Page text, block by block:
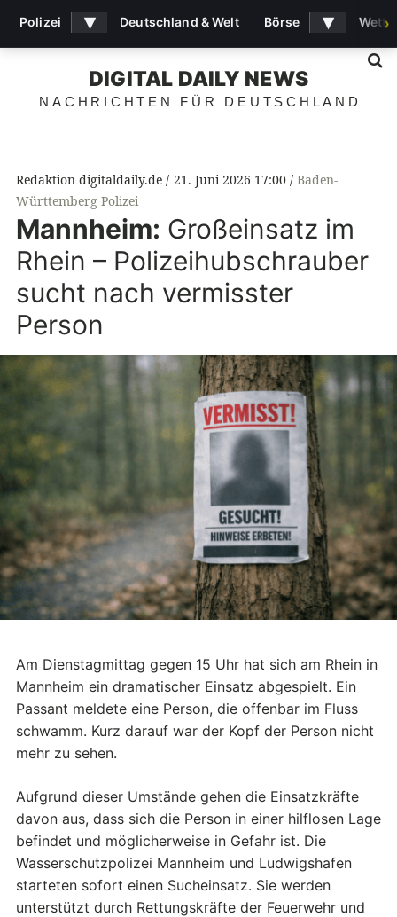
DIGITAL DAILY NEWS
NACHRICHTEN FÜR DEUTSCHLAND
Redaktion digitaldaily.de 21. Juni 2026 17:00
Baden-
Württemberg Polizei
Mannheim: Großeinsatz im
Rhein – Polizeihubschrauber
sucht nach vermisster
Person
Am Dienstagmittag gegen 15 Uhr hat sich am Rhein in
Mannheim ein dramatischer Einsatz abgespielt. Ein
Passant meldete eine Person, die offenbar im Fluss
schwamm. Kurz darauf war der Kopf der Person nicht
mehr zu sehen.
Aufgrund dieser Umstände gehen die Einsatzkräfte
davon aus, dass sich die Person in einer hilflosen Lage
befindet und möglicherweise in Gefahr ist. Die
Wasserschutzpolizei Mannheim und Ludwigshafen
starteten sofort einen Sucheinsatz. Sie werden
unterstützt durch Rettungskräfte der Feuerwehr und
Polizei ▾ Deutschland & Welt Börse ▾ ›